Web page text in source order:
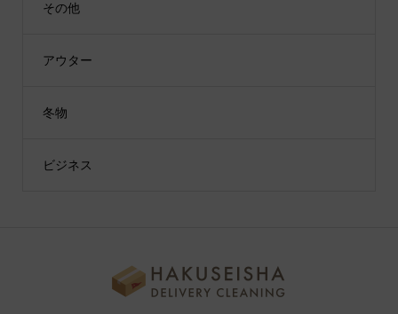
その他
アウター
冬物
ビジネス